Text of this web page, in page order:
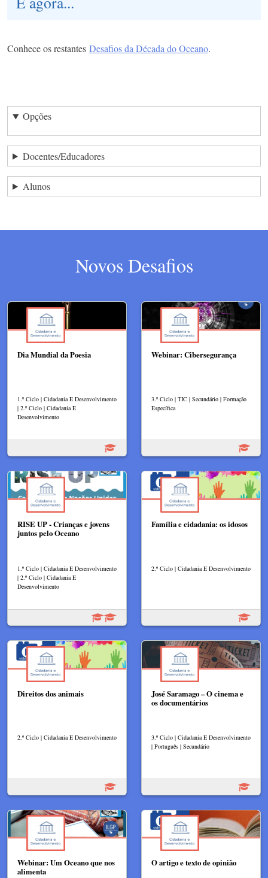
Conhece os restantes Desafios da Década do Oceano.
Opções
Docentes/Educadores
Alunos
Novos Desafios
Dia Mundial da Poesia
1.º Ciclo | Cidadania E Desenvolvimento
| 2.º Ciclo | Cidadania E
Desenvolvimento
Webinar: Cibersegurança
3.º Ciclo | TIC | Secundário | Formação
Específica
RISE UP - Crianças e jovens
juntos pelo Oceano
1.º Ciclo | Cidadania E Desenvolvimento
| 2.º Ciclo | Cidadania E
Desenvolvimento
Família e cidadania: os idosos
2.º Ciclo | Cidadania E Desenvolvimento
Direitos dos animais
2.º Ciclo | Cidadania E Desenvolvimento
José Saramago – O cinema e
os documentários
3.º Ciclo | Cidadania E Desenvolvimento
| Português | Secundário
Webinar: Um Oceano que nos
alimenta
O artigo e texto de opinião